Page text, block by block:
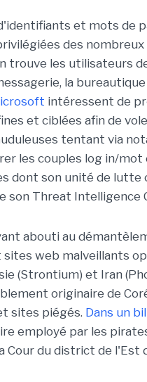
et mots de
des
trouve les utilisateurs
la bureautique
intéressent de
et ciblées afin de
tentant via
les couples log in/mot
dont son unité de lutte
son Threat Intelligence
abouti au
web malveillants
(Strontium) et Iran
originaire de
sites piégés. Dans un
employé par les
du district de l'Est